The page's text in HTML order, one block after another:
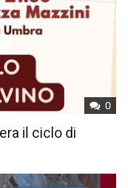
0
il ciclo di